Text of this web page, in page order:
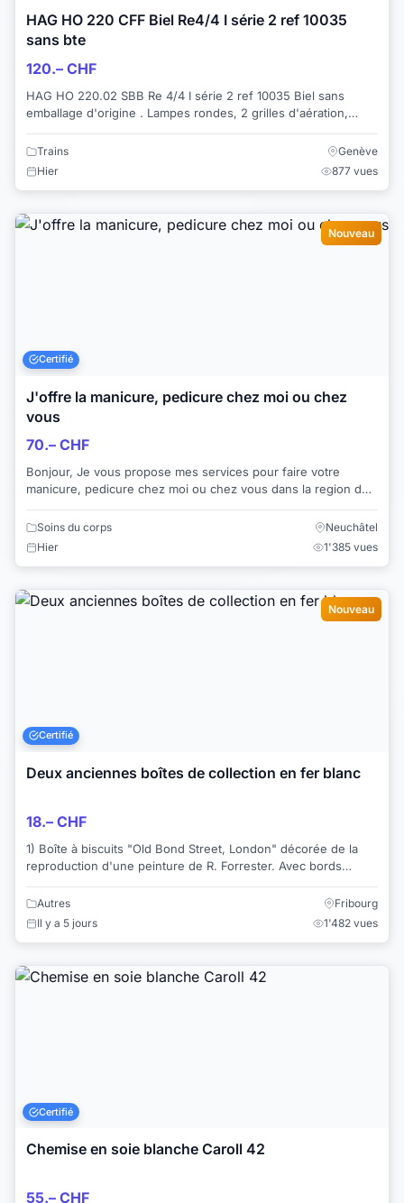
HAG HO 220 CFF Biel Re4/4 I série 2 ref 10035
sans bte
120.– CHF
HAG HO 220.02 SBB Re 4/4 I série 2 ref 10035 Biel sans
emballage d'origine . Lampes rondes, 2 grilles d'aération,
Trains
Genève
Hier
877 vues
Nouveau
Certifié
J'offre la manicure, pedicure chez moi ou chez
vous
70.– CHF
Bonjour, Je vous propose mes services pour faire votre
manicure, pedicure chez moi ou chez vous dans la region de
Neuchatel. Tarif manicure:30 chf...
Soins du corps
Neuchâtel
Hier
1'385 vues
Nouveau
Certifié
Deux anciennes boîtes de collection en fer blanc
18.– CHF
1) Boîte à biscuits "Old Bond Street, London" décorée de la
reproduction d'une peinture de R. Forrester. Avec bords
Autres
Fribourg
Il y a 5 jours
1'482 vues
Certifié
Chemise en soie blanche Caroll 42
55.– CHF